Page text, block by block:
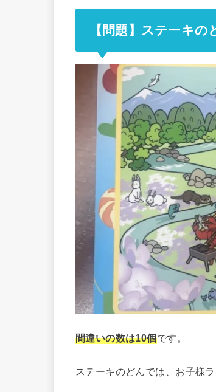
【問題】ステーキの
間違いの数は10個です。
ステーキのどんでは、お子様